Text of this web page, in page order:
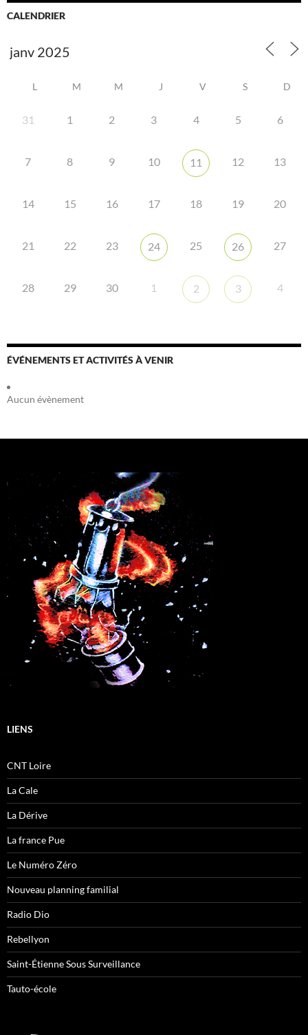
CALENDRIER
L M M J V S D
31 1 2 3 4 5 6
7 8 9 10 11 12 13
14 15 16 17 18 19 20
21 22 23 24 25 26 27
28 29 30 1 2 3 4
ÉVÉNEMENTS ET ACTIVITÉS À VENIR
Aucun évènement
LIENS
CNT Loire
La Cale
La Dérive
La france Pue
Le Numéro Zéro
Nouveau planning familial
Radio Dio
Rebellyon
Saint-Étienne Sous Surveillance
Tauto-école